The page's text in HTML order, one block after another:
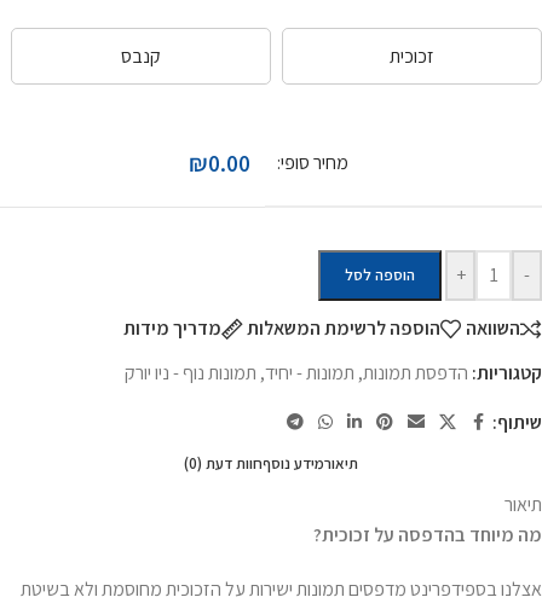
זכוכית קנבס
מחיר סופי: ₪0.00
-
+ הוספה לסל
השוואה הוספה לרשימת המשאלות
מדריך מידות
קטגוריות: הדפסת תמונות, תמונות - יחיד, תמונות נוף - ניו יורק
שיתוף:
תיאורמידע נוסףחוות דעת (0)
תיאור
מה מיוחד בהדפסה על זכוכית?
אצלנו בספידפרינט מדפסים תמונות ישירות על הזכוכית מחוסמת ולא בשיטת